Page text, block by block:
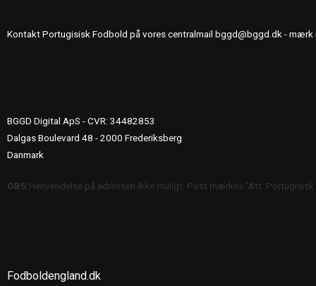
Kontakt Portugisisk Fodbold på vores centralmail bggd@bggd.dk - mærk
BGGD Digital ApS - CVR: 34482853
Dalgas Boulevard 48 - 2000 Frederiksberg
Danmark
OBS:Henvendelse på adressen ikke muligt. Post mærkes "Att:
Fodboldengland.dk